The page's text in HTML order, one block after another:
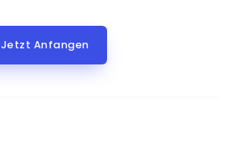
Jetzt Anfangen